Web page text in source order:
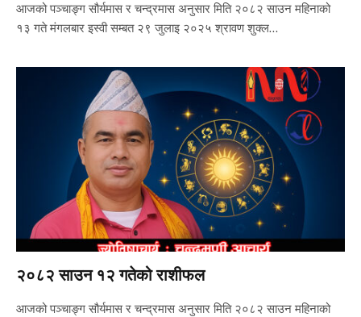
आजको पञ्चाङ्ग सौर्यमास र चन्द्रमास अनुसार मिति २०८२ साउन महिनाको
१३ गते मंगलबार इस्वी सम्बत २९ जुलाइ २०२५ श्रावण शुक्ल…
२०८२ साउन १२ गतेको राशीफल
आजको पञ्चाङ्ग सौर्यमास र चन्द्रमास अनुसार मिति २०८२ साउन महिनाको